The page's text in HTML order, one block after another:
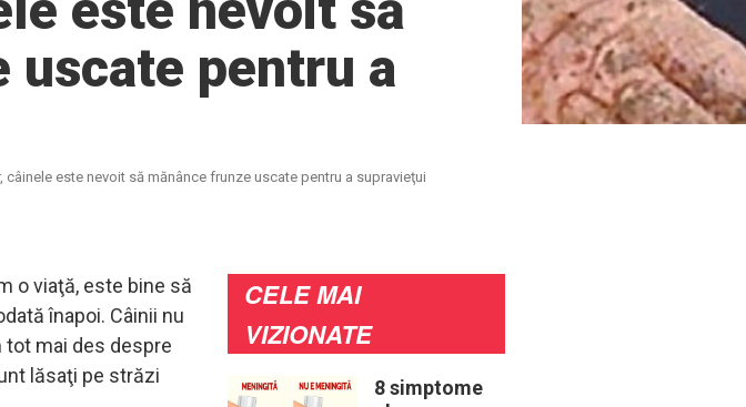
uscate pentru a
este nevoit să mănânce frunze uscate pentru a supravieţui
o viaţă, este bine să
înapoi. Câinii nu
tot mai des despre
lăsaţi pe străzi
CELE MAI
VIZIONATE
8 simptome